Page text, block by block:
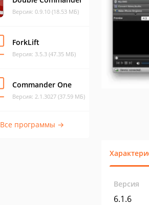
Версия: 0.9.10 (18.53 МБ)
ForkLift
Версия: 3.5.3 (47.35 МБ)
Commander One
Версия: 2.1.3027 (37.59 МБ)
Все программы →
Версия
6.1.6